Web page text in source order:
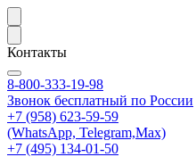
Контакты
8-800-333-19-98
Звонок бесплатный по России
+7 (958) 623-59-59
(WhatsApp, Telegram,Max)
+7 (495) 134-01-50